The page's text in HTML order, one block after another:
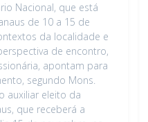
Nacional, que está
de 10 a 15 de
da localidade e
de encontro,
apontam para
segundo Mons.
auxiliar eleito da
que receberá a